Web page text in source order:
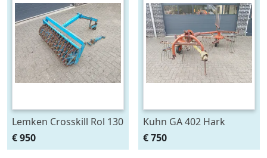
Lemken Crosskill Rol 130
cm breed passen aan
Variopack vorenpakker
€ 950
Kuhn GA 402 Hark
€ 750